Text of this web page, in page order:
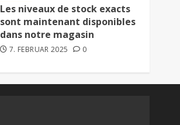
Les niveaux de stock exacts
sont maintenant disponibles
dans notre magasin
7. FEBRUAR 2025 0